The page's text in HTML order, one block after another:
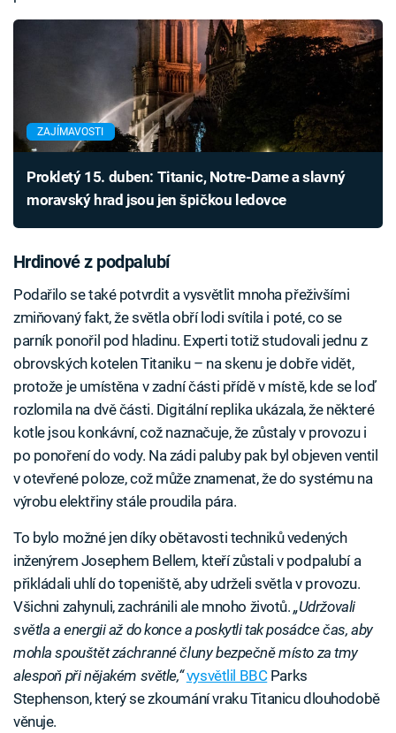
ZAJÍMAVOSTI
Prokletý 15. duben: Titanic, Notre-Dame a slavný
moravský hrad jsou jen špičkou ledovce
Hrdinové z podpalubí
Podařilo se také potvrdit a vysvětlit mnoha přeživšími
zmiňovaný fakt, že světla obří lodi svítila i poté, co se
parník ponořil pod hladinu. Experti totiž studovali jednu z
obrovských kotelen Titaniku – na skenu je dobře vidět,
protože je umístěna v zadní části přídě v místě, kde se loď
rozlomila na dvě části. Digitální replika ukázala, že některé
kotle jsou konkávní, což naznačuje, že zůstaly v provozu i
po ponoření do vody. Na zádi paluby pak byl objeven ventil
v otevřené poloze, což může znamenat, že do systému na
výrobu elektřiny stále proudila pára.
To bylo možné jen díky obětavosti techniků vedených
inženýrem Josephem Bellem, kteří zůstali v podpalubí a
přikládali uhlí do topeniště, aby udrželi světla v provozu.
Všichni zahynuli, zachránili ale mnoho životů.„Udržovali
světla a energii až do konce a poskytli tak posádce čas, aby
mohla spouštět záchranné čluny bezpečně místo za tmy
alespoň při nějakém světle,“vysvětlil BBCParks
Stephenson, který se zkoumání vraku Titanicu dlouhodobě
věnuje.